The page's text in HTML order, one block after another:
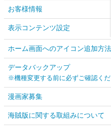
お客様情報
表示コンテンツ設定
ホーム画面へのアイコン追加方法
データバックアップ
※機種変更する前に必ずご確認くだ
漫画家募集
海賊版に関する取組みについて